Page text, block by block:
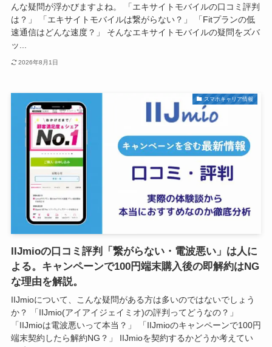
んな疑問が浮かびますよね。 「エキサイトモバイルの口コミ評判
は？」 「エキサイトモバイルは繋がらない？」 「Fitプランの低
速通信はどんな速度？」 そんなエキサイトモバイルの疑問をズバ
ッ...
2026年8月1日
スマホキャリア情報
IIJmioの口コミ評判「繋がらない・電波悪い」は人に
よる。キャンペーンで100円端末購入後の即解約はNG
な理由を解説。
IIJmioについて、こんな疑問がある方は多いのではないでしょう
か？ 「IIJmio(アイアイジェイミオ)の評判ってどうなの？」
「IIJmioは電波悪いって本当？」 「IIJmioのキャンペーンで100円
端末契約したら解約NG？」 IIJmioを契約するかどうか考えてい